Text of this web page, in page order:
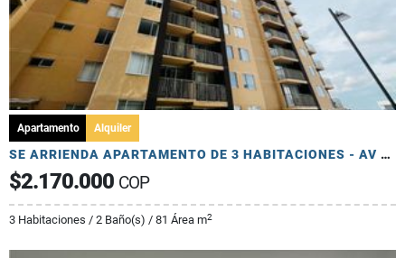
Apartamento Alquiler
SE ARRIENDA APARTAMENTO DE 3 HABITACIONES - AV 19 NORTE
$2.170.000 COP
3 Habitaciones / 2 Baño(s) / 81 Área m2